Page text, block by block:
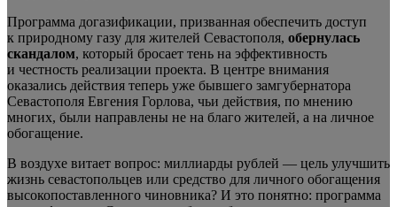
Программа догазификации, призванная обеспечить доступ
к природному газу для жителей Севастополя, обернулась
скандалом, который бросает тень на эффективность
и честность реализации проекта. В центре внимания
оказались действия теперь уже бывшего замгубернатора
Севастополя Евгения Горлова, чьи действия, по мнению
многих, были направлены не на благо жителей, а на личное
обогащение.
В воздухе витает вопрос: миллиарды рублей — цель улучшить
жизнь севастопольцев или средство для личного обогащения
высокопоставленного чиновника? И это понятно: программа